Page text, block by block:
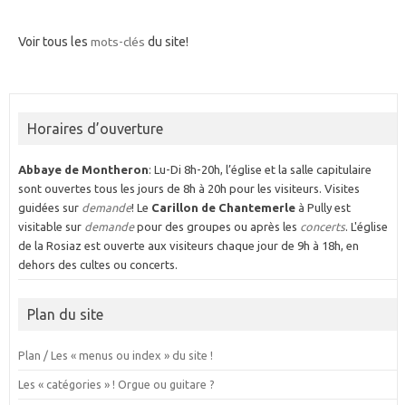
Voir tous les mots-clés du site!
Horaires d’ouverture
Abbaye de Montheron: Lu-Di 8h-20h, l’église et la salle capitulaire
sont ouvertes tous les jours de 8h à 20h pour les visiteurs. Visites
guidées sur demande! Le Carillon de Chantemerleà Pully est
visitable sur demandepour des groupes ou après les concerts. L'église
de la Rosiaz est ouverte aux visiteurs chaque jour de 9h à 18h, en
dehors des cultes ou concerts.
Plan du site
Plan / Les « menus ou index » du site !
Les « catégories » ! Orgue ou guitare ?